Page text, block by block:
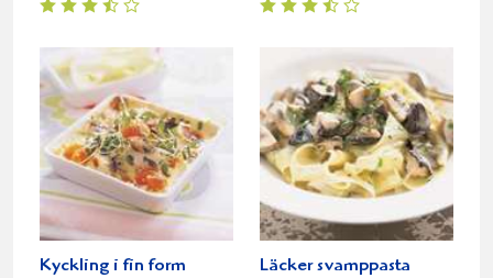
Kyckling i fin form Läcker svamppasta